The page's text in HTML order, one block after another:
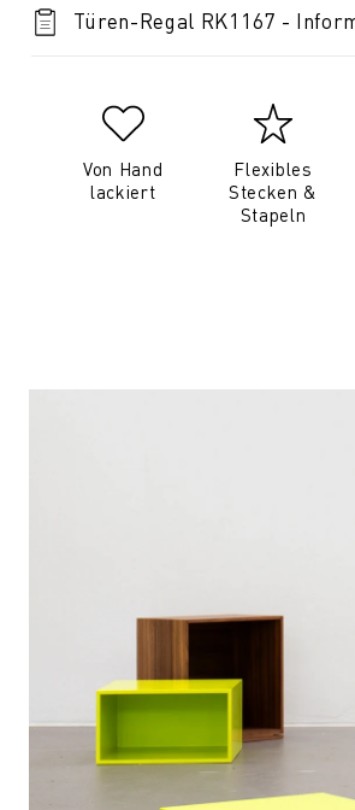
Türen-Regal RK1167 -
Von Hand
lackiert
Flexibles
Stecken &
Stapeln